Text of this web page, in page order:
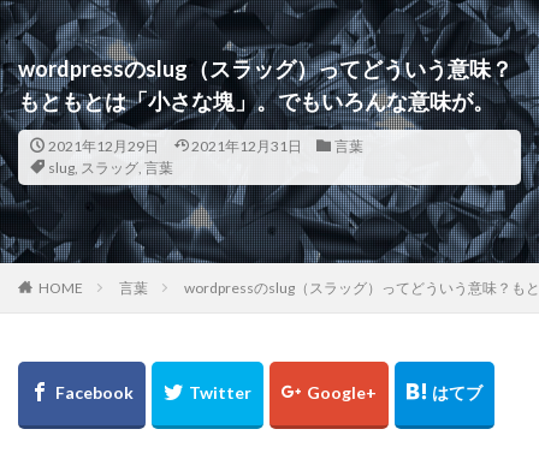
wordpressのslug（スラッグ）ってどういう意味？
もともとは「小さな塊」。でもいろんな意味が。
2021年12月29日 2021年12月31日
言葉
slug, スラッグ, 言葉
HOME 言葉 wordpressのslug（スラッグ）ってどういう意味？も